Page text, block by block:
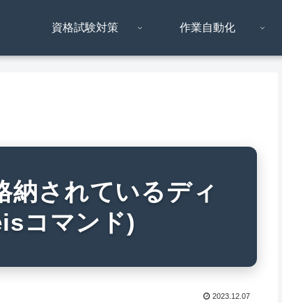
資格試験対策 作業自動化
納されているディ
コマンド)
2023.12.07